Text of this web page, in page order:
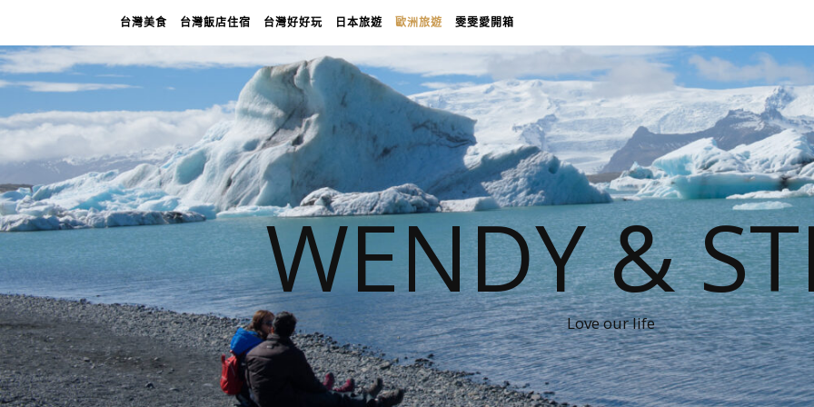
台灣美食 台灣飯店住宿 台灣好好玩 日本旅遊 歐洲旅遊 雯雯愛開箱
WENDY &
Love our life